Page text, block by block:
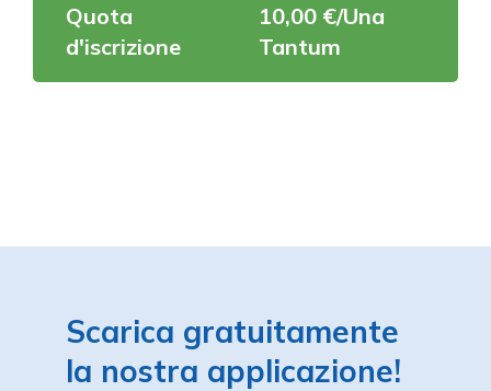
Quota
d'iscrizione
10,00 €/Una
Tantum
Scarica gratuitamente
la nostra applicazione!